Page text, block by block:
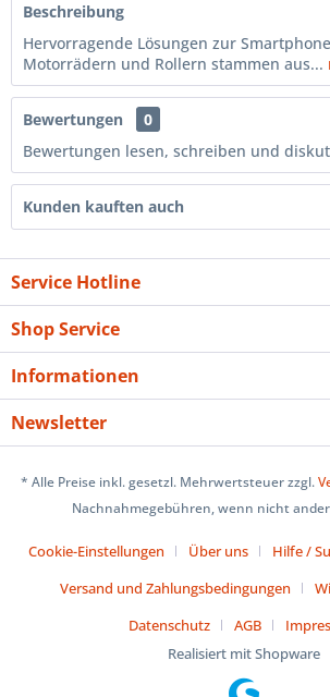
Beschreibung
Hervorragende Lösungen zur
Motorrädern und Rollern stammen aus...
Bewertungen
0
Bewertungen lesen, schreiben und
Kunden kauften auch
Service Hotline
Shop Service
Informationen
Newsletter
* Alle Preise inkl. gesetzl. Mehrwertsteuer zzgl.
Nachnahmegebühren, wenn nicht
Cookie-Einstellungen Über uns Hilfe /
Versand und Zahlungsbedingungen
Datenschutz
AGB
Realisiert mit Shopware